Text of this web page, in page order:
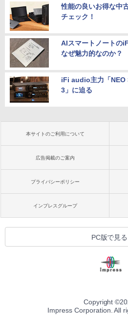
性能の良いお得な中
チェック！
AIスマートノートの
なぜ魅力的なのか？
iFi audio主力「NEO
3」に迫る
本サイトのご利用について
広告掲載のご案内
プライバシーポリシー
インプレスグループ
PC版で見る
Copyright ©
Impress Corporation. All